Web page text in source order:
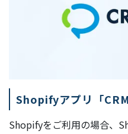
Shopifyアプリ「
Shopifyをご利用の場合、